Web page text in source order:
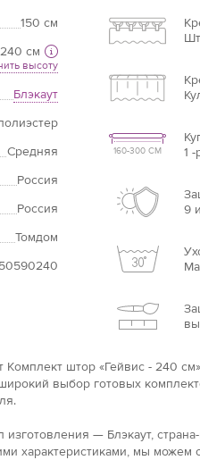
150 см
240 см
высоту
Блэкаут
Средняя
Россия
Россия
Томдом
160-300 СМ
1
9
Комплект штор «Гейвис - 240
выбор готовых
— Блэкаут,
характеристиками, мы можем
Длина
необходимо
Если нет карниза
Измерьте ширину